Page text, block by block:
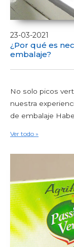
23-03-2021
¿Por qué es
embalaje?
No solo picos
nuestra
de embalaje
Ver todo »